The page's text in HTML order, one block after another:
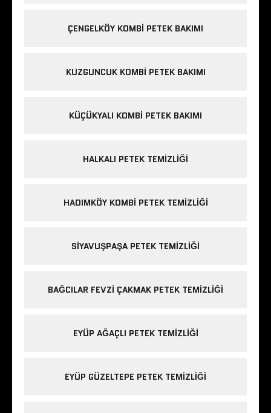
ÇENGELKÖY KOMBI PETEK BAKIMI
KUZGUNCUK KOMBI PETEK BAKIMI
KÜÇÜKYALI KOMBI PETEK BAKIMI
HALKALI PETEK TEMIZLIĞI
HADIMKÖY KOMBI PETEK TEMIZLIĞI
SIYAVUŞPAŞA PETEK TEMIZLIĞI
BAĞCILAR FEVZI ÇAKMAK PETEK TEMIZLIĞI
EYÜP AĞAÇLI PETEK TEMIZLIĞI
EYÜP GÜZELTEPE PETEK TEMIZLIĞI